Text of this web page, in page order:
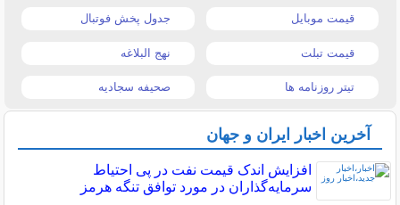
قیمت موبایل جدول پخش فوتبال
قیمت تبلت نهج البلاغه
تیتر روزنامه ها صحیفه سجادیه
آخرین اخبار ایران و جهان
افزایش اندک قیمت نفت در پی احتیاط
سرمایه‌گذاران در مورد توافق تنگه هرمز